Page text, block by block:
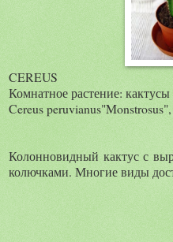
CEREUS
Комнатное растение:
Cereus
Колонновидный кактус с
колючками. Многие виды